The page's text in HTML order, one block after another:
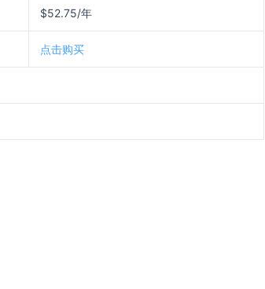
$52.75/年
点击购买